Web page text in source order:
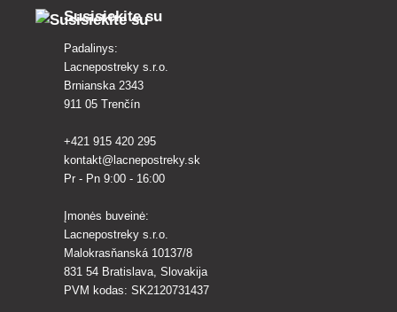
Susisiekite su
Padalinys:
Lacnepostreky s.r.o.
Brnianska 2343
911 05 Trenčín
+421 915 420 295
kontakt@lacnepostreky.sk
Pr - Pn 9:00 - 16:00
Įmonės buveinė:
Lacnepostreky s.r.o.
Malokrasňanská 10137/8
831 54 Bratislava, Slovakija
PVM kodas: SK2120731437